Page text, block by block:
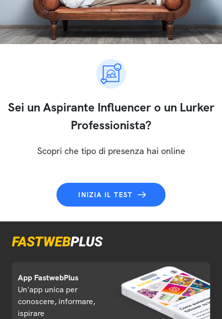
Sei un Aspirante Influencer o un Lurker
Professionista?
Scopri che tipo di presenza hai online
INIZIA IL TEST
App FastwebPlus
Un'app unica per
conoscere, informare,
ispirare